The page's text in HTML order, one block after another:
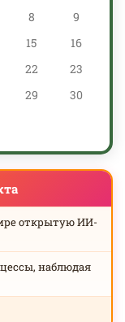
8
9
15
16
22
23
29
30
открытую ИИ-
наблюдая